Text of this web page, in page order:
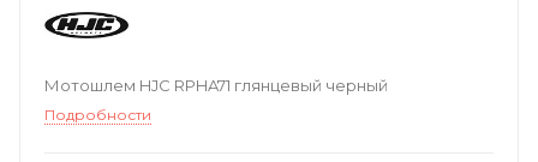
Мотошлем HJC RPHA71 глянцевый черный
Подробности